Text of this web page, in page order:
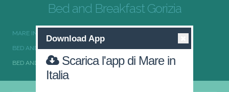
Bed and Breakfast Gorizia
MARE IN ITALIA
BED AND BREAKFAST FRIULI-VENEZIA GIULIA
BED AND BREAKFAST GORIZIA
Download App
Scarica l'app di Mare in
Italia